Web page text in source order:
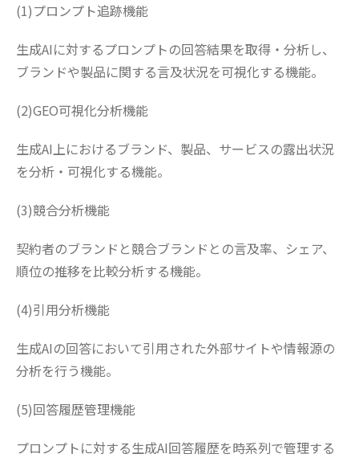
(1)プロンプト追跡機能
生成AIに対するプロンプトの回答結果を取得・分析し、
ブランドや製品に関する言及状況を可視化する機能。
(2)GEO可視化分析機能
生成AI上におけるブランド、製品、サービスの露出状況
を分析・可視化する機能。
(3)競合分析機能
契約者のブランドと競合ブランドとの言及率、シェア、
順位の推移を比較分析する機能。
(4)引用分析機能
生成AIの回答において引用された外部サイトや情報源の
分析を行う機能。
(5)回答履歴管理機能
プロンプトに対する生成AI回答履歴を時系列で管理する